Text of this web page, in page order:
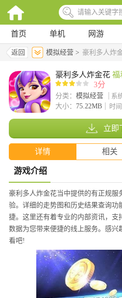
首页 单机 网游
返回 模拟经营 > 豪利多人炸
豪利多人炸金花 福
3分
分类： 模拟经营 系
大小： 75.22MB 时间
立即
详情 相关
游戏介绍
豪利多人炸金花当中提供的有正规服
验。详细的走势图和历史结果查询功
捷。这里还有着专业的内部资讯，支
数据为您带来便捷的线上服务。感兴
看吧!